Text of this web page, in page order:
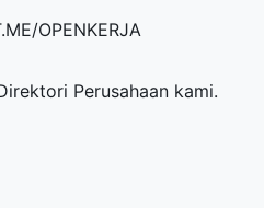
OPENKERJA
Perusahaan kami.